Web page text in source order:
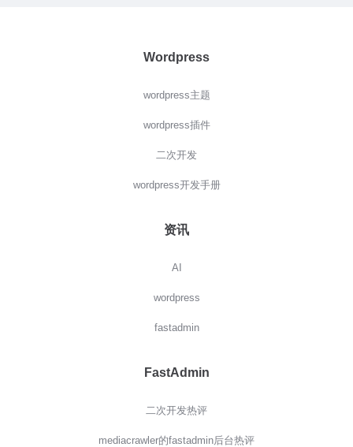
Wordpress
wordpress主题
wordpress插件
二次开发
wordpress开发手册
资讯
AI
wordpress
fastadmin
FastAdmin
二次开发热评
mediacrawler的fastadmin后台热评